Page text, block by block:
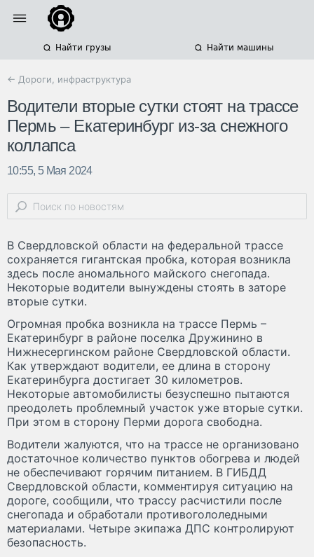
Найти грузы Найти машины
← Дороги, инфраструктура
Водители вторые сутки стоят на трассе
Пермь – Екатеринбург из-за снежного
коллапса
10:55, 5 Мая 2024
В Свердловской области на федеральной трассе
сохраняется гигантская пробка, которая возникла
здесь после аномального майского снегопада.
Некоторые водители вынуждены стоять в заторе
вторые сутки.
Огромная пробка возникла на трассе Пермь –
Екатеринбург в районе поселка Дружинино в
Нижнесергинском районе Свердловской области.
Как утверждают водители, ее длина в сторону
Екатеринбурга достигает 30 километров.
Некоторые автомобилисты безуспешно пытаются
преодолеть проблемный участок уже вторые сутки.
При этом в сторону Перми дорога свободна.
Водители жалуются, что на трассе не организовано
достаточное количество пунктов обогрева и людей
не обеспечивают горячим питанием. В ГИБДД
Свердловской области, комментируя ситуацию на
дороге, сообщили, что трассу расчистили после
снегопада и обработали противогололедными
материалами. Четыре экипажа ДПС контролируют
безопасность.